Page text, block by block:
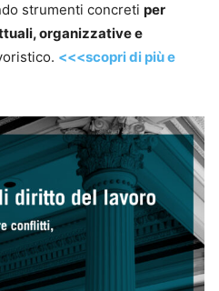
strumenti concreti per
organizzative e
<<<scopri di più e